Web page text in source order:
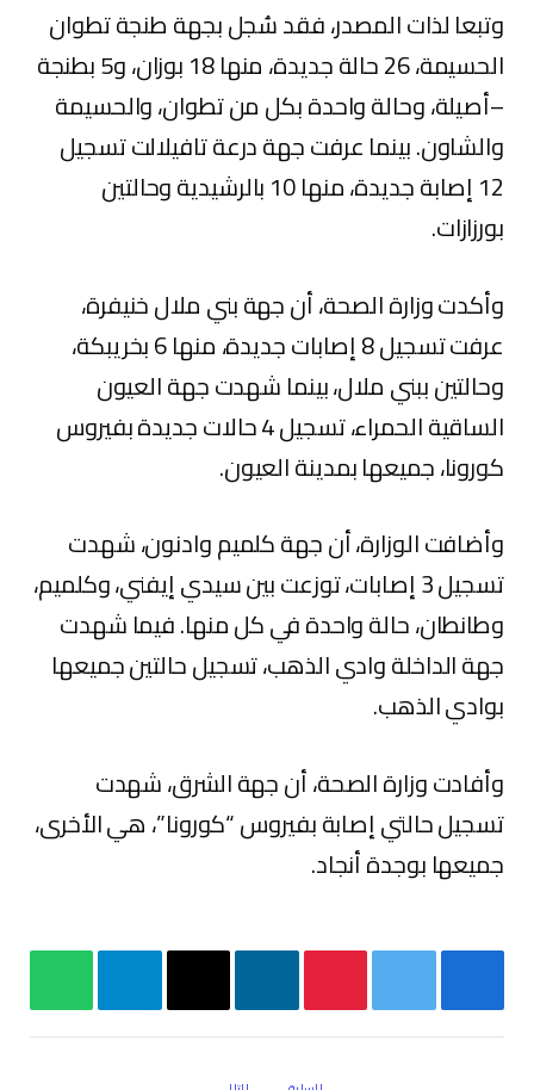
وتبعا لذات المصدر، فقد سُجل بجهة طنجة تطوان
الحسيمة، 26 حالة جديدة، منها 18 بوزان، و5 بطنجة
–أصيلة، وحالة واحدة بكل من تطوان، والحسيمة
والشاون. بينما عرفت جهة درعة تافيلالت تسجيل
12 إصابة جديدة، منها 10 بالرشيدية وحالتين
بورزازات.
وأكدت وزارة الصحة، أن جهة بني ملال خنيفرة،
عرفت تسجيل 8 إصابات جديدة، منها 6 بخريبكة،
وحالتين ببني ملال، بينما شهدت جهة العيون
الساقية الحمراء، تسجيل 4 حالات جديدة بفيروس
كورونا، جميعها بمدينة العيون.
وأضافت الوزارة، أن جهة كلميم وادنون، شهدت
تسجيل 3 إصابات، توزعت بين سيدي إيفني، وكلميم،
وطانطان، حالة واحدة في كل منها. فيما شهدت
جهة الداخلة وادي الذهب، تسجيل حالتين جميعها
بوادي الذهب.
وأفادت وزارة الصحة، أن جهة الشرق، شهدت
تسجيل حالتي إصابة بفيروس “كورونا”، هي الأخرى،
جميعها بوجدة أنجاد.
فيسبوك تويتر بينتيريست لينكدإن
البريد
تيلقرام واتساب